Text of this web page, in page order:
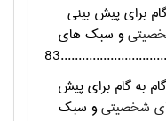
گام برای پیش بینی
و سبک های
گام به گام برای پیش
شخصیتیو سبک